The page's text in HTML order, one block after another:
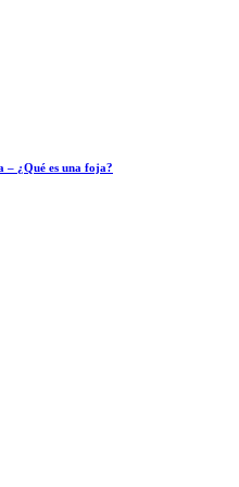
– ¿Qué es una foja?